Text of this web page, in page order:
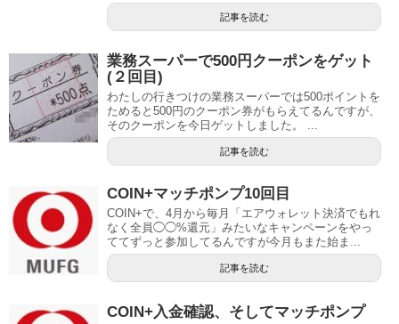
記事を読む
業務スーパーで500円クーポンをゲット
(２回目)
わたしの行きつけの業務スーパーでは500ポイントを
ためると500円のクーポン券がもらえてるんですが、
そのクーポンを今日ゲットしました。 ...
記事を読む
COIN+マッチポンプ10回目
COIN+で、4月から毎月「エアウォレット決済でもれ
なく全員◯◯%還元」みたいなキャンペーンをやっ
ててずっと参加してるんですが今月もまた始ま...
記事を読む
COIN+入金確認、そしてマッチポンプ